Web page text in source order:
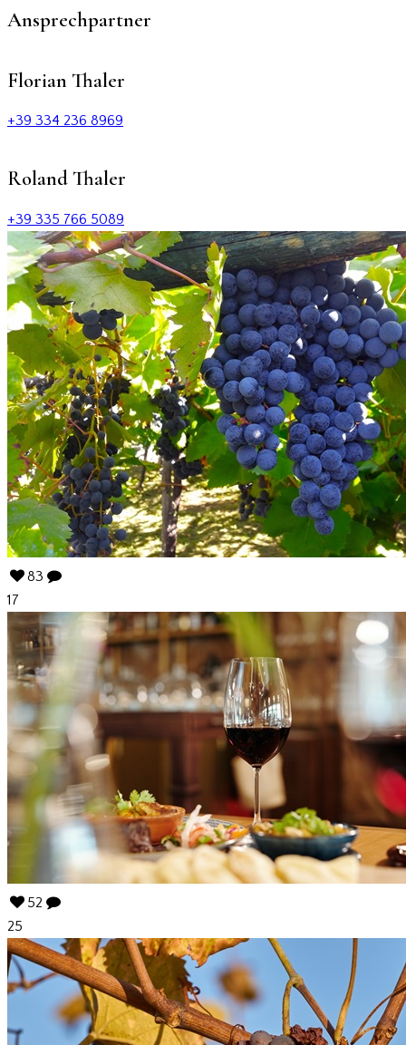
Ansprechpartner
Florian Thaler
+39 334 236 8969
Roland Thaler
+39 335 766 5089
83
17
52
25